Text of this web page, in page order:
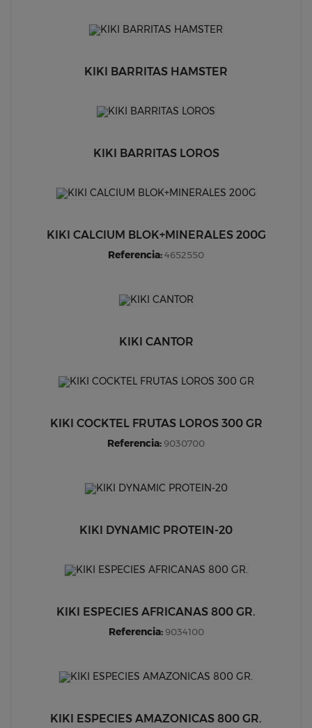
KIKI BARRITAS HAMSTER
KIKI BARRITAS LOROS
KIKI CALCIUM BLOK+MINERALES 200G
Referencia:4652550
KIKI CANTOR
KIKI COCKTEL FRUTAS LOROS 300 GR
Referencia: 9030700
KIKI DYNAMIC PROTEIN-20
KIKI ESPECIES AFRICANAS 800 GR.
Referencia: 9034100
KIKI ESPECIES AMAZONICAS 800 GR.